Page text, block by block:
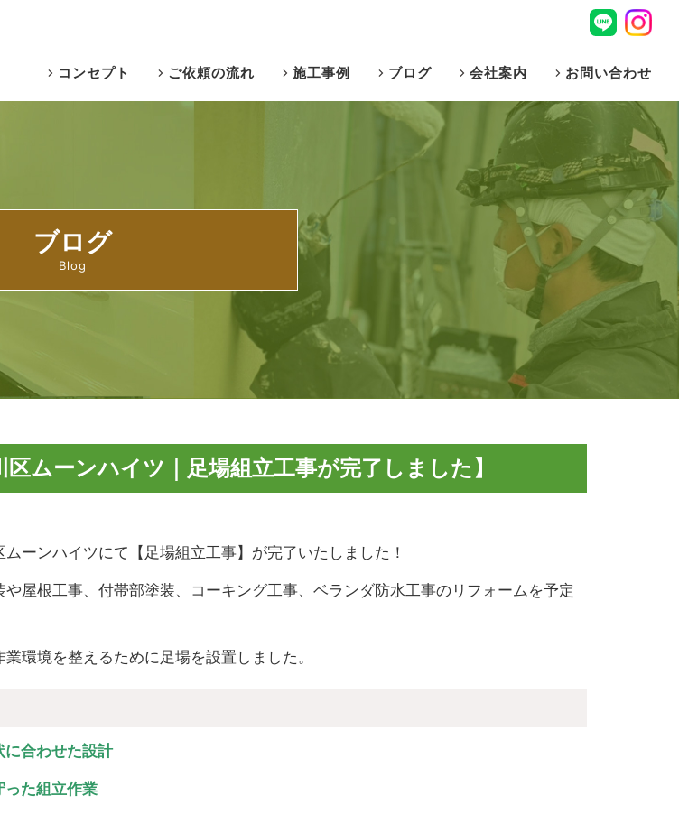
コンセプト ご依頼の流れ 施工事例 ブログ 会社案内 お問い合わせ
ブログ
区ムーンハイツ｜足場組立工事が完了しました】
ーンハイツにて【足場組立工事】が完了いたしました！
屋根工事、付帯部塗装、コーキング工事、ベランダ防水工事のリフォームを予定
環境を整えるために足場を設置しました。
合わせた設計
た組立作業